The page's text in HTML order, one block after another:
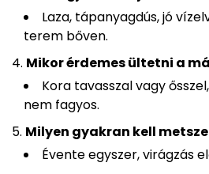
Laza, tápanyagdús, jó
terem bőven.
Mikor érdemes ültetni a
Kora tavasszal vagy
nem fagyos.
Milyen gyakran kell
Évente egyszer, virágzás